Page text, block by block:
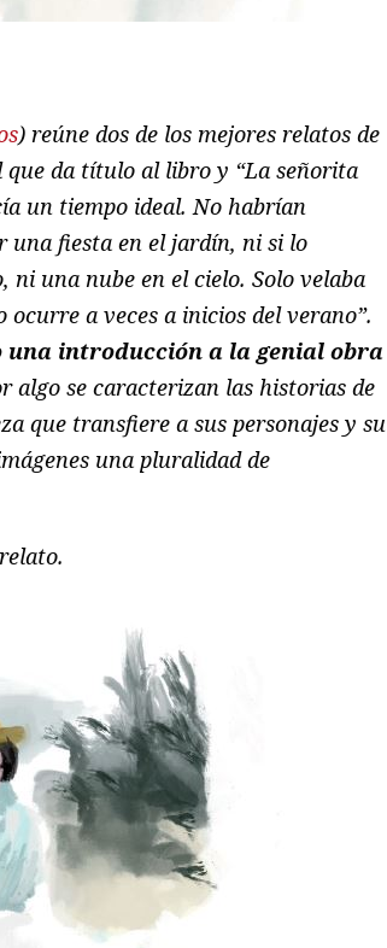
) reúne dos de los mejores relatos de
que da título al libro y “La señorita
un tiempo ideal. No habrían
una fiesta en el jardín, ni si lo
ni una nube en el cielo. Solo velaba
a veces a inicios del verano”.
una introducción a la genial obra
algo se caracterizan las historias de
que transfiere a sus personajes y su
una pluralidad de